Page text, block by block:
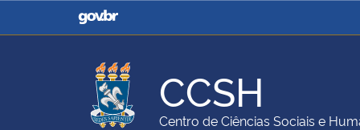
Casa Civil
Ministério da Justiça e
Ministério da Agricultura,
Pecuária e Abastecimento
Ministério da Educação
CCSH
Centro de Ciências Sociais e